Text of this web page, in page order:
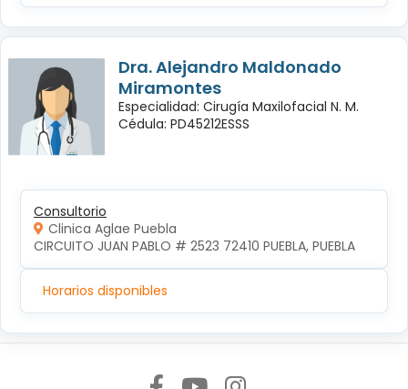
Dra. Alejandro Maldonado
Miramontes
Especialidad: Cirugía Maxilofacial N. M.
Cédula: PD45212ESSS
Consultorio
Clinica Aglae Puebla
CIRCUITO JUAN PABLO # 2523 72410 PUEBLA, PUEBLA
Horarios disponibles